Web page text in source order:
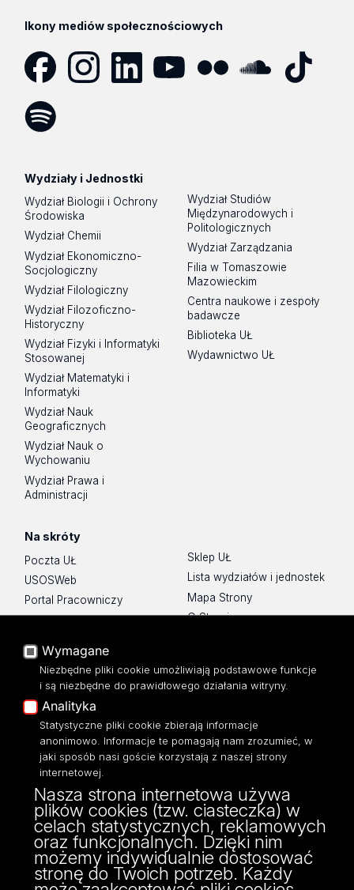
Ikony mediów społecznościowych
Wydziały i Jednostki
Wydział Biologii i Ochrony
Środowiska
Wydział Chemii
Wydział Ekonomiczno-
Socjologiczny
Wydział Filologiczny
Wydział Filozoficzno-
Historyczny
Wydział Fizyki i Informatyki
Stosowanej
Wydział Matematyki i
Informatyki
Wydział Nauk
Geograficznych
Wydział Nauk o
Wychowaniu
Wydział Prawa i
Administracji
Wydział Studiów
Międzynarodowych i
Politologicznych
Wydział Zarządzania
Filia w Tomaszowie
Mazowieckim
Centra naukowe i zespoły
badawcze
Biblioteka UŁ
Wydawnictwo UŁ
Na skróty
Poczta UŁ
USOSWeb
Portal Pracowniczy
Baza Aktów Własnych
Moodle
Eksperci UŁ
Polityka Prywatności
Dostępność
Sklep UŁ
Lista wydziałów i jednostek
Mapa Strony
O Stronie
ul. Narutowicza 68, 90-136 Łódź
NIP: 724 000 32 43
Adres do doręczeń elektronicznych (ADE):
AE:PL-74796-17640-IHHIV-17
KONTAKT
Wymagane
Niezbędne pliki cookie umożliwiają podstawowe funkcje
i są niezbędne do prawidłowego działania witryny.
Analityka
Statystyczne pliki cookie zbierają informacje
anonimowo. Informacje te pomagają nam zrozumieć, w
jaki sposób nasi goście korzystają z naszej strony
internetowej.
Nasza strona internetowa używa
plików cookies (tzw. ciasteczka) w
celach statystycznych, reklamowych
oraz funkcjonalnych. Dzięki nim
możemy indywidualnie dostosować
stronę do Twoich potrzeb. Każdy